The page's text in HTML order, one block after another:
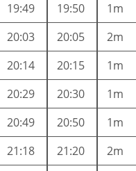
19:49 19:50 1m
20:03 20:05 2m
20:14 20:15 1m
20:29 20:30 1m
20:49 20:50 1m
21:18 21:20 2m